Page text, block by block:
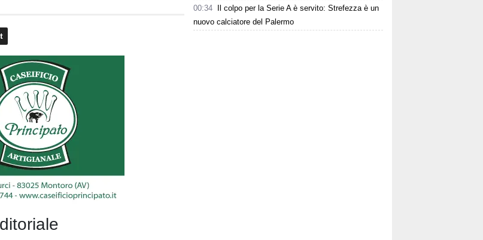
00:34
Il colpo per la Serie A è servito: Strefezza è un
nuovo calciatore del Palermo